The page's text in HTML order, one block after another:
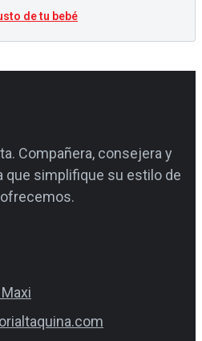
de tu bebé
Compañera, consejera y
que simplifique su estilo de